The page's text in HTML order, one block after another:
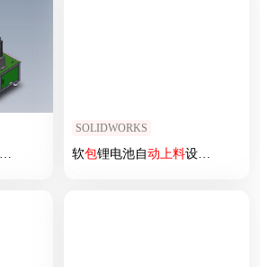
SOLIDWORKS
软包锂电池自动上料设备sw18可编辑